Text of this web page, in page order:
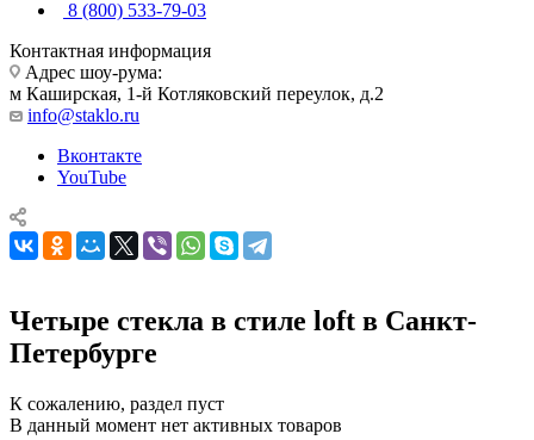
8 (800) 533-79-03
Контактная информация
Адрес шоу-рума:
м Каширская, 1-й Котляковский переулок, д.2
info@staklo.ru
Вконтакте
YouTube
Четыре стекла в стиле loft в Санкт-
Петербурге
К сожалению, раздел пуст
В данный момент нет активных товаров